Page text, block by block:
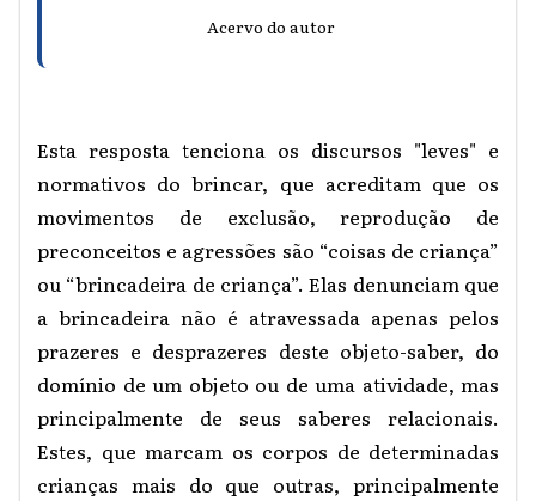
Acervo do autor
Esta resposta tenciona os discursos "leves" e
normativos do brincar, que acreditam que os
movimentos de exclusão, reprodução de
preconceitos e agressões são “coisas de criança”
ou “brincadeira de criança”. Elas denunciam que
a brincadeira não é atravessada apenas pelos
prazeres e desprazeres deste objeto-saber, do
domínio de um objeto ou de uma atividade, mas
principalmente de seus saberes relacionais.
Estes, que marcam os corpos de determinadas
crianças mais do que outras, principalmente